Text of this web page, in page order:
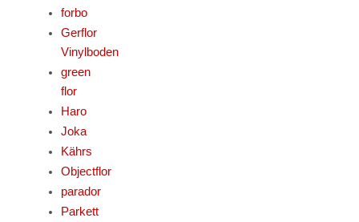
forbo
Gerflor
Vinylboden
green
flor
Haro
Joka
Kährs
Objectflor
parador
Parkett